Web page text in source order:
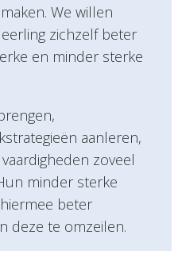
We willen
zichzelf beter
en minder sterke
aanleren,
zoveel
minder sterke
beter
deze te omzeilen.